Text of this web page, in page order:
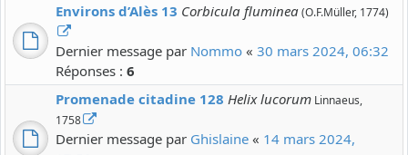
Environs d’Alès 13 Corbicula fluminea(O.F.Müller, 1774)
Dernier message par Nommo « 30 mars 2024, 06:32
Réponses : 6
Promenade citadine 128 Helix lucorum Linnaeus,
1758
Dernier message par Ghislaine « 14 mars 2024,